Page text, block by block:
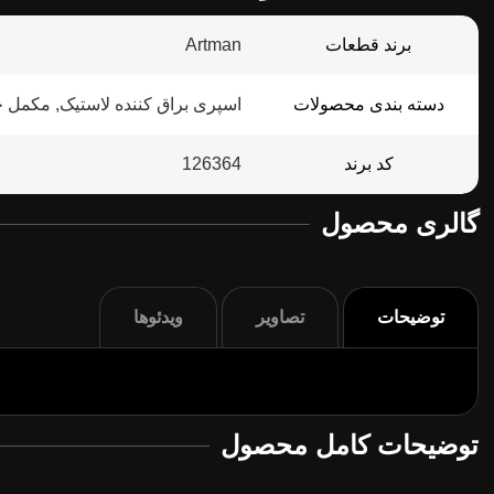
برند قطعات Artman
دسته بندی محصولات اسپری براق کننده لاستیک, مکمل
کد برند 126364
گالری محصول
توضیحات تصاویر ویدئوها
توضیحات کامل محصول